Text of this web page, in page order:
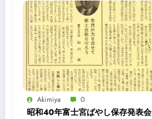
Akimiya 0
昭和40年富士宮ばやし保存発表会